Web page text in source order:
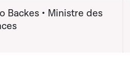
Backes • Ministre des